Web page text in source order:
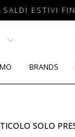
ESTIVI
BRANDS
SOLO